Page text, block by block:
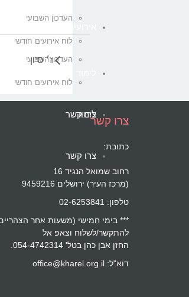
העדכון השבועי
לוח אירועים חודשי
צרו קשר
העדכון השבועי
לוח אירועים חודשי
לימוד
צרו קשר
ז׳ סיון
צרו קשר
כתובת:
רחוב שמואל הנגיד 16
(מרכז העיר) ירושלים 9459216
טלפון: 02-6253841
*** בימי חמישי (משעות אחר
להתקשר/לשלוח וצאפ אל
החזן אבן כהן בטל' 054-4742314.
דוא"ל: office@kharel.org.il